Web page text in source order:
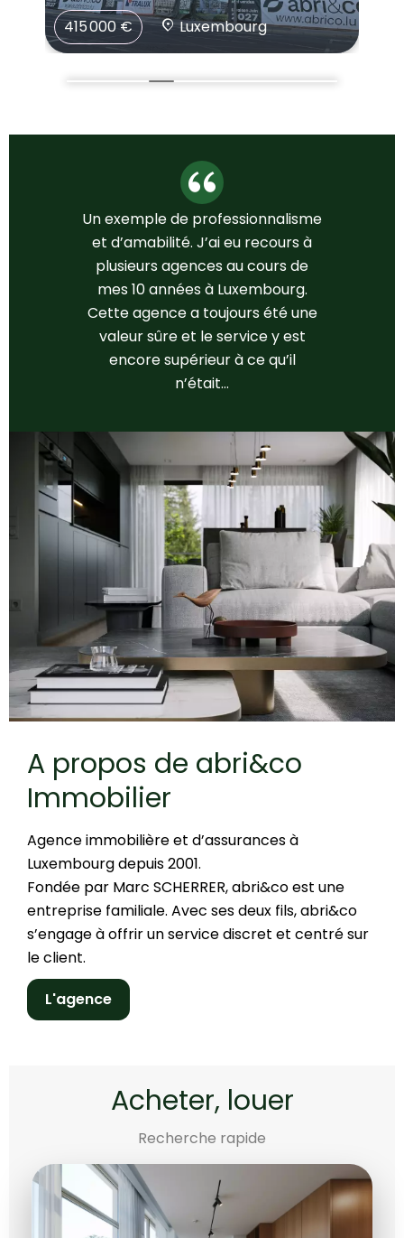
824 300 €
Luxembourg
Un exemple de professionnalisme
et d’amabilité. J’ai eu recours à
plusieurs agences au cours de
mes 10 années à Luxembourg.
Cette agence a toujours été une
valeur sûre et le service y est
encore supérieur à ce qu’il
n’était…
A propos de abri&co
Immobilier
Agence immobilière et d’assurances à
Luxembourg depuis 2001.
Fondée par Marc SCHERRER, abri&co est une
entreprise familiale. Avec ses deux fils, abri&co
s’engage à offrir un service discret et centré sur
le client.
L'agence
Acheter, louer
Recherche rapide